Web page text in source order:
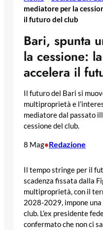
mediatore per la
il futuro del club
Bari, spunta
la cessione:
accelera il
Il futuro del Bari si
multiproprietà e
mediatore dal passato
cessione del club.
8 Mag•Redazione
Il tempo stringe per il
scadenza fissata dalla
multiproprietà, con il
2028-2029, impone
club. L’ex presidente
confermato che non ci